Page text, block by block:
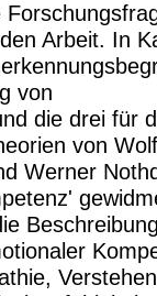
Arbeit. In
von
die drei für
von
Werner